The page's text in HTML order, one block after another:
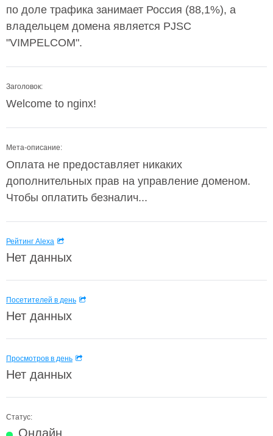
по доле трафика занимает Россия (88,1%), а
владельцем домена является PJSC
"VIMPELCOM".
Заголовок:
Welcome to nginx!
Мета-описание:
Оплата не предоставляет никаких
дополнительных прав на управление доменом.
Чтобы оплатить безналич...
Рейтинг Alexa
Нет данных
Посетителей в день
Нет данных
Просмотров в день
Нет данных
Статус:
Онлайн